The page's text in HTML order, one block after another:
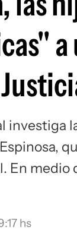
investiga
En medio
hs